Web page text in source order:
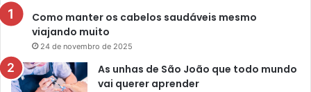
Como manter os cabelos saudáveis mesmo
viajando muito
24 de novembro de 2025
As unhas de São João que todo mundo
vai querer aprender